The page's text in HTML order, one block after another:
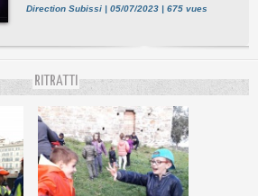
Direction Subissi | 05/07/2023 | 675 vues
RITRATTI